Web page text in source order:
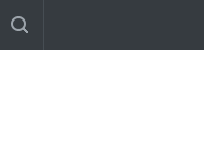
মূল লক্ষ্য: প্রধানমন্ত্রী